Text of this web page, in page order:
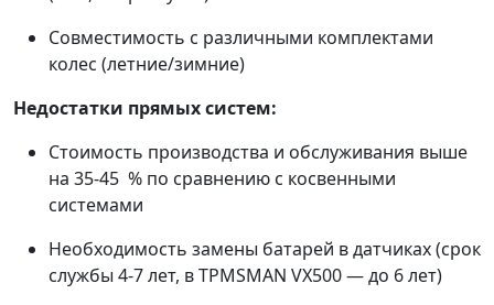
Совместимость с различными комплектами
колес (летние/зимние)
Недостатки прямых систем:
Стоимость производства и обслуживания выше
на 35-45 % по сравнению с косвенными
системами
Необходимость замены батарей в датчиках (срок
службы 4-7 лет, в TPMSMAN VX500 — до 6 лет)